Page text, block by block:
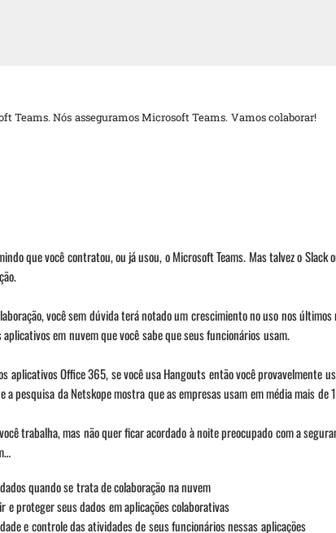
Teams. Nós asseguramos Microsoft Teams. Vamos colaborar!
que você contratou, ou já usou, o Microsoft Teams. Mas talvez o Slack
você sem dúvida terá notado um crescimiento no uso nos
em nuvem que você sabe que seus funcionários usam.
aplicativos Office 365, se você usa Hangouts então você provavelmente
pesquisa da Netskope mostra que as empresas usam em média mais de
trabalha, mas não quer ficar acordado à noite preocupado com a
quando se trata de colaboração na nuvem
e proteger seus dados em aplicações colaborativas
e controle das atividades de seus funcionários nessas aplicações